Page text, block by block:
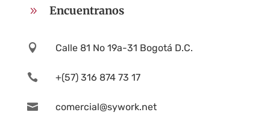
9 Encuentranos
 Calle 81 No 19a-31 Bogotá D.C.
 +(57) 316 874 73 17
 comercial@sywork.net